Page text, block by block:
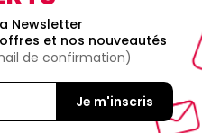
Newsletter
et nos nouveautés
de confirmation)
Je m'inscris